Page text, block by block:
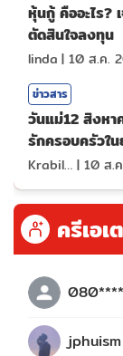
หุ้นกู้ คืออะไร?
ตัดสินใจลงทุน
linda | 10 ส.ค.
ข่าวสาร
วันแม่12 สิงห
รักครอบครัวใ
KrabiInsight | 10 ส.
ครีเอเ
jphuism